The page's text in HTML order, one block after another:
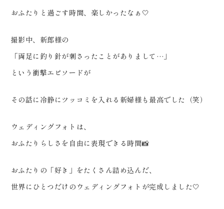
おふたりと過ごす時間、楽しかったなぁ🤍
撮影中、新郎様の
「両足に釣り針が刺さったことがありまして…」
という衝撃エピソードが
その話に冷静にツッコミを入れる新婦様も最高でした（笑）
ウェディングフォトは、
おふたりらしさを自由に表現できる時間📸
おふたりの「好き」をたくさん詰め込んだ、
世界にひとつだけのウェディングフォトが完成しました🤍